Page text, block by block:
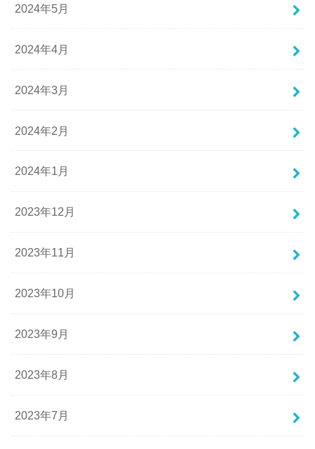
2024年5月
2024年4月
2024年3月
2024年2月
2024年1月
2023年12月
2023年11月
2023年10月
2023年9月
2023年8月
2023年7月